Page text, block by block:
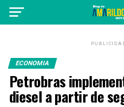
ECONOMIA
Petrobras
diesel a partir de